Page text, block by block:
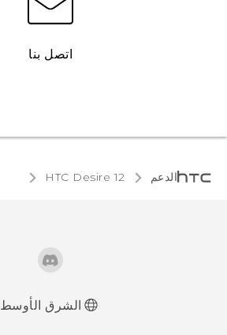
اتصل بنا
الدعم HTC Desire 12‎
الشرق الأوسط